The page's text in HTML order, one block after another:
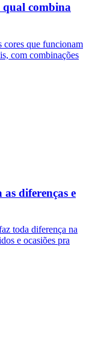
qual combina
cores que funcionam
com combinações
diferenças e
toda diferença na
e ocasiões pra